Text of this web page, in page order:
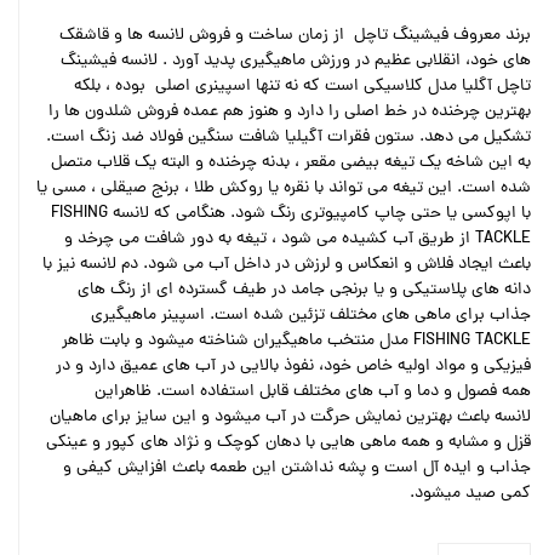
برند معروف فیشینگ تاچل از زمان ساخت و فروش لانسه ها و قاشقک
های خود، انقلابی عظیم در ورزش ماهیگیری پدید آورد . لانسه فیشینگ
تاچل آگلیا مدل کلاسیکی است که نه تنها اسپینری اصلی بوده ، بلکه
بهترین چرخنده در خط اصلی را دارد و هنوز هم عمده فروش شلدون ها را
تشکیل می دهد. ستون فقرات آگیلیا شافت سنگین فولاد ضد زنگ است.
به این شاخه یک تیغه بیضی مقعر ، بدنه چرخنده و البته یک قلاب متصل
شده است. این تیغه می تواند با نقره یا روکش طلا ، برنج صیقلی ، مسی یا
با اپوکسی یا حتی چاپ کامپیوتری رنگ شود. هنگامی که لانسه FISHING
TACKLE از طریق آب کشیده می شود ، تیغه به دور شافت می چرخد و
باعث ایجاد فلاش و انعکاس و لرزش در داخل آب می شود. دم لانسه نیز با
دانه های پلاستیکی و یا برنجی جامد در طیف گسترده ای از رنگ های
جذاب برای ماهی های مختلف تزئین شده است. اسپینر ماهیگیری
FISHING TACKLE مدل منتخب ماهیگیران شناخته میشود و بابت ظاهر
فیزیکی و مواد اولیه خاص خود، نفوذ بالایی در آب های عمیق دارد و در
همه فصول و دما و آب های مختلف قابل استفاده است. ظاهراین
لانسه باعث بهترین نمایش حرگت در آب میشود و این سایز برای ماهیان
قزل و مشابه و همه ماهی هایی با دهان کوچک و نژاد های کپور و عینکی
جذاب و ایده آل است و پشه نداشتن این طعمه باعث افزایش کیفی و
کمی صید میشود.